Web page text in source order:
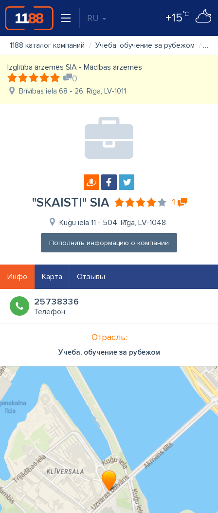
RU +15°C
1188 каталог компаний Учеба, обучение за рубежом
Izglītība ārzemēs SIA - Mācības ārzemēs
0
Brīvības iela 68 - 26, Rīga, LV-1011
"SKAISTI" SIA 1
Kuģu iela 11 - 504, Rīga, LV-1048
Пополнить информацию о компании
Инфо Карта Отзывы
25738336
Телефон
Отрасль:
Учеба, обучение за рубежом